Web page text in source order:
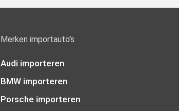
Merken importauto's
Audi importeren
BMW importeren
Porsche importeren